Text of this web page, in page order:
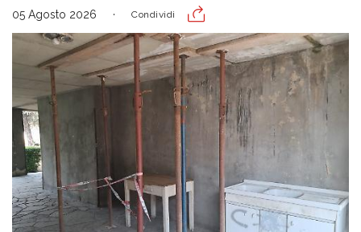
05 Agosto 2026 Condividi